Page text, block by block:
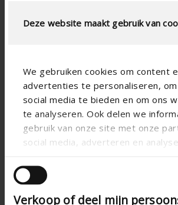
Deze website maakt gebruik van
We gebruiken cookies om content
advertenties te personaliseren,
social media te bieden en om ons
te analyseren. Ook delen we
gebruik van onze site met onze
social media, adverteren en
andere informatie die u aan ze
die ze hebben verzameld op basis
van hun services.
Verkoop of deel mijn
Technical specifications
Alignment
Substance
Aluminum
Building type
, Veranda